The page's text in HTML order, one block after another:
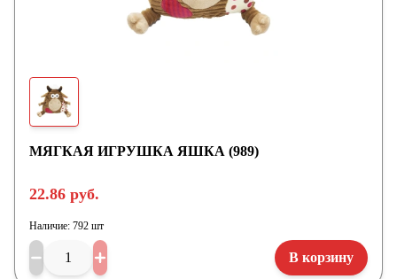
МЯГКАЯ ИГРУШКА ЯШКА (989)
22.86 руб.
Наличие: 792 шт
В корзину